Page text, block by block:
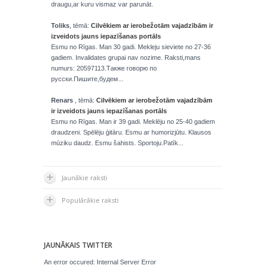
draugu,ar kuru vismaz var parunāt.
Toliks , tēmā: Cilvēkiem ar ierobežotām vajadzībām ir
izveidots jauns iepazīšanas portāls
Esmu no Rīgas. Man 30 gadi. Mekleju sieviete no 27-36
gadiem. Invalidates grupai nav nozime. Raksti,mans
numurs: 20597113.Также говорю по
русски.Пишите,будем...
Renars , tēmā: Cilvēkiem ar ierobežotām vajadzībām
ir izveidots jauns iepazīšanas portāls
Esmu no Rīgas. Man ir 39 gadi. Meklēju no 25-40 gadiem
draudzeni. Spēlēju ģitāru. Esmu ar humorizjūtu. Klausos
mūziku daudz. Esmu šahists. Sportoju.Patīk...
Jaunākie raksti
Populārākie raksti
JAUNĀKAIS TWITTER
An error occured: Internal Server Error